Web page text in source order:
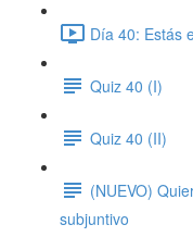
Día 40: Estás
Quiz 40 (I)
Quiz 40 (II)
(NUEVO)
subjuntivo